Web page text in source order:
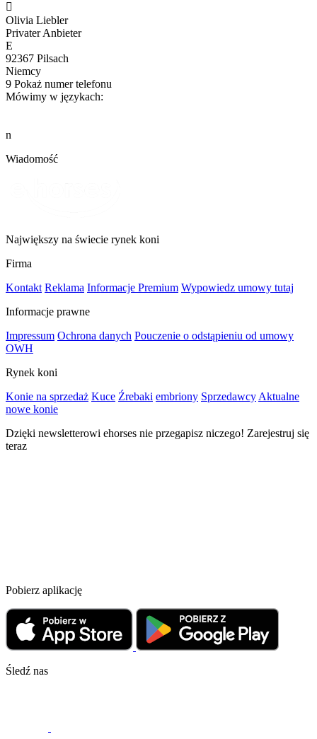

Olivia Liebler
Privater Anbieter
E
92367 Pilsach
Niemcy
9 Pokaż numer telefonu
Mówimy w językach:
n
Wiadomość
Największy na świecie rynek koni
Firma
Kontakt Reklama Informacje Premium Wypowiedz umowy tutaj
Informacje prawne
Impressum Ochrona danych Pouczenie o odstąpieniu od umowy
OWH
Rynek koni
Konie na sprzedaż Kuce Źrebaki embriony Sprzedawcy Aktualne
nowe konie
Dzięki newsletterowi ehorses nie przegapisz niczego! Zarejestruj się
teraz
Pobierz aplikację
Śledź nas